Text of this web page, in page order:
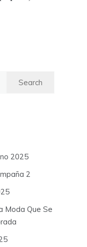
2025
2
Moda Que Se